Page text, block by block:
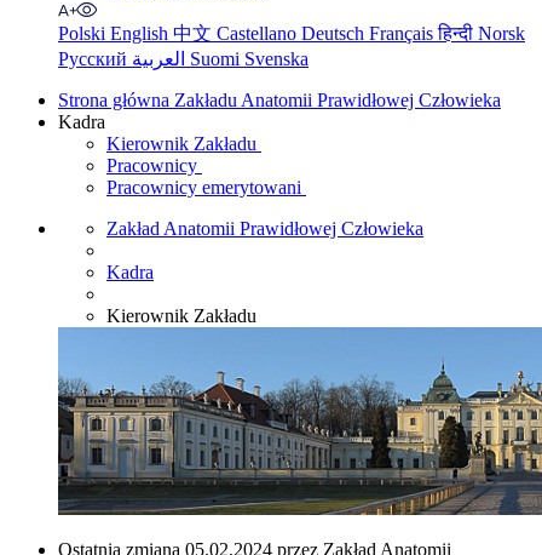
Polski English 中文 Castellano Deutsch Françaisहिन्दी Norsk
Русский
Suomi Svenska
Strona główna Zakładu Anatomii Prawidłowej Człowieka
Kadra
Kierownik Zakładu
Pracownicy
Pracownicy emerytowani
Zakład Anatomii Prawidłowej Człowieka
Kadra
Kierownik Zakładu
Ostatnia zmiana 05.02.2024 przez Zakład Anatomii